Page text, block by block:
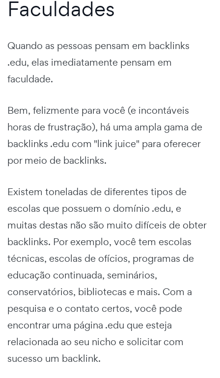
Faculdades
Quando as pessoas pensam em backlinks
.edu, elas imediatamente pensam em
faculdade.
Bem, felizmente para você (e incontáveis
horas de frustração), há uma ampla gama de
backlinks .edu com "link juice" para oferecer
por meio de backlinks.
Existem toneladas de diferentes tipos de
escolas que possuem o domínio .edu, e
muitas destas não são muito difíceis de obter
backlinks. Por exemplo, você tem escolas
técnicas, escolas de ofícios, programas de
educação continuada, seminários,
conservatórios, bibliotecas e mais. Com a
pesquisa e o contato certos, você pode
encontrar uma página .edu que esteja
relacionada ao seu nicho e solicitar com
sucesso um backlink.